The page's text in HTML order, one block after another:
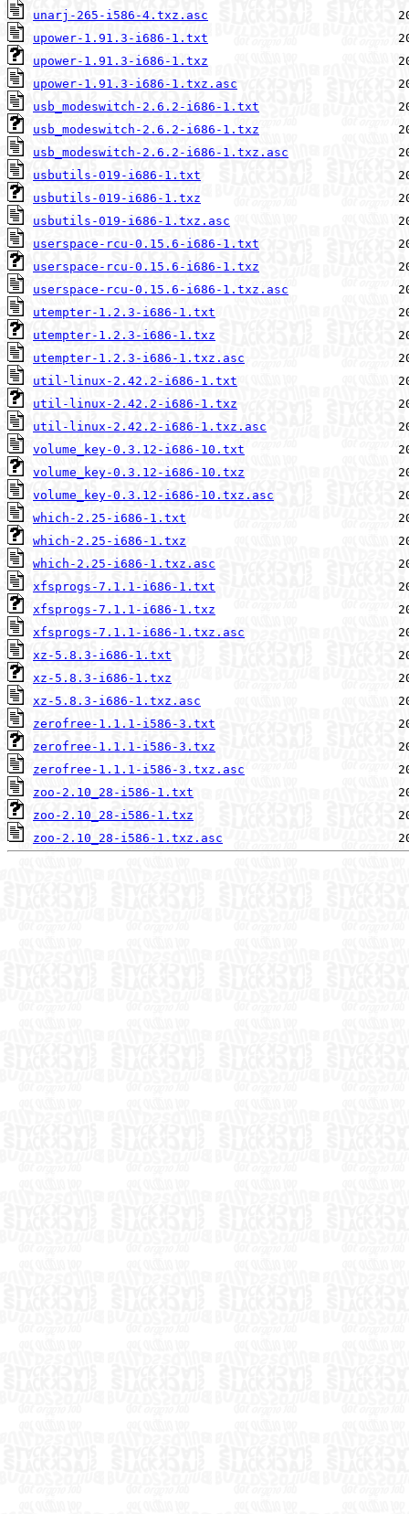
unarj-265-i586-4.txz.asc
upower-1.91.3-i686-1.txt
upower-1.91.3-i686-1.txz
upower-1.91.3-i686-1.txz.asc
usb_modeswitch-2.6.2-i686-1.txt
usb_modeswitch-2.6.2-i686-1.txz
usb_modeswitch-2.6.2-i686-1.txz.asc
usbutils-019-i686-1.txt
usbutils-019-i686-1.txz
usbutils-019-i686-1.txz.asc
userspace-rcu-0.15.6-i686-1.txt
userspace-rcu-0.15.6-i686-1.txz
userspace-rcu-0.15.6-i686-1.txz.asc
utempter-1.2.3-i686-1.txt
utempter-1.2.3-i686-1.txz
utempter-1.2.3-i686-1.txz.asc
util-linux-2.42.2-i686-1.txt
util-linux-2.42.2-i686-1.txz
util-linux-2.42.2-i686-1.txz.asc
volume_key-0.3.12-i686-10.txt
volume_key-0.3.12-i686-10.txz
volume_key-0.3.12-i686-10.txz.asc
which-2.25-i686-1.txt
which-2.25-i686-1.txz
which-2.25-i686-1.txz.asc
xfsprogs-7.1.1-i686-1.txt
xfsprogs-7.1.1-i686-1.txz
xfsprogs-7.1.1-i686-1.txz.asc
xz-5.8.3-i686-1.txt
xz-5.8.3-i686-1.txz
xz-5.8.3-i686-1.txz.asc
zerofree-1.1.1-i586-3.txt
zerofree-1.1.1-i586-3.txz
zerofree-1.1.1-i586-3.txz.asc
zoo-2.10_28-i586-1.txt
zoo-2.10_28-i586-1.txz
zoo-2.10_28-i586-1.txz.asc